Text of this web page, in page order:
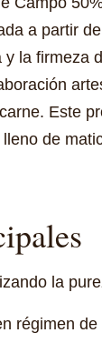
a partir
la firmeza
Este
de
la
régimen